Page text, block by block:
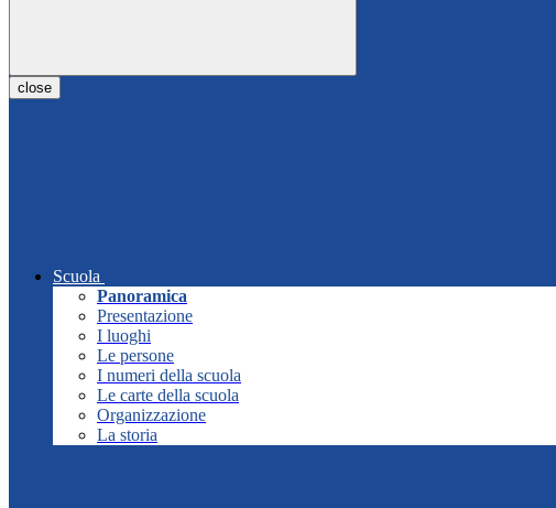
close
Scuola
Panoramica
Presentazione
I luoghi
Le persone
I numeri della scuola
Le carte della scuola
Organizzazione
La storia